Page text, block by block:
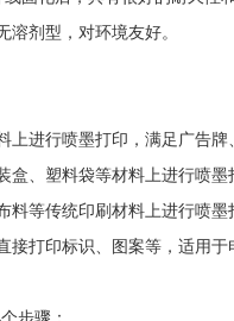
剂型，对环境友好。
上进行喷墨打印，满足广告
盒、塑料袋等材料上进行喷
料等传统印刷材料上进行喷
接打印标识、图案等，适用